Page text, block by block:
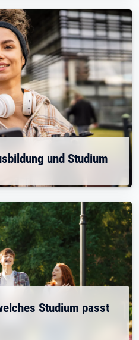
und Studium
Studium passt